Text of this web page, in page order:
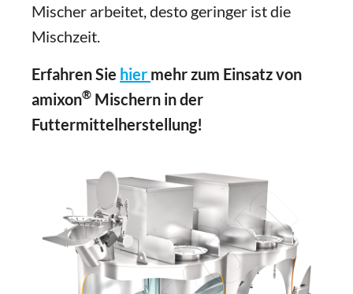
Mischer arbeitet, desto geringer ist die
Mischzeit.
Erfahren Sie hier mehr zum Einsatz von
amixon® Mischern in der
Futtermittelherstellung!